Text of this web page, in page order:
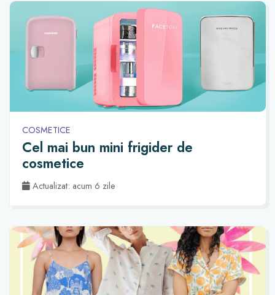
COSMETICE
Cel mai bun mini frigider de
cosmetice
Actualizat: acum 6 zile